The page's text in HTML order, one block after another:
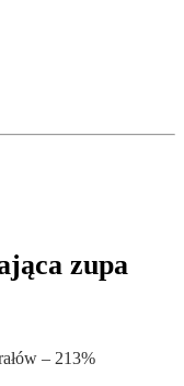
zupa
– 213%